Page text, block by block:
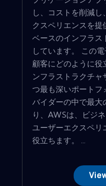
し、コストを削減
クスペリエンスを提
ベースのインフラス
しています。 この
顧客にどのように役
ンフラストラクチ
つ最も深いポートフ
バイダーの中で最大
り、AWSは、ビジ
ユーザーエクスペリ
役立ちます。 ...